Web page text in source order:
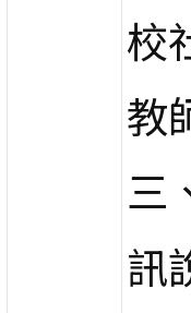
校
教
三
訊